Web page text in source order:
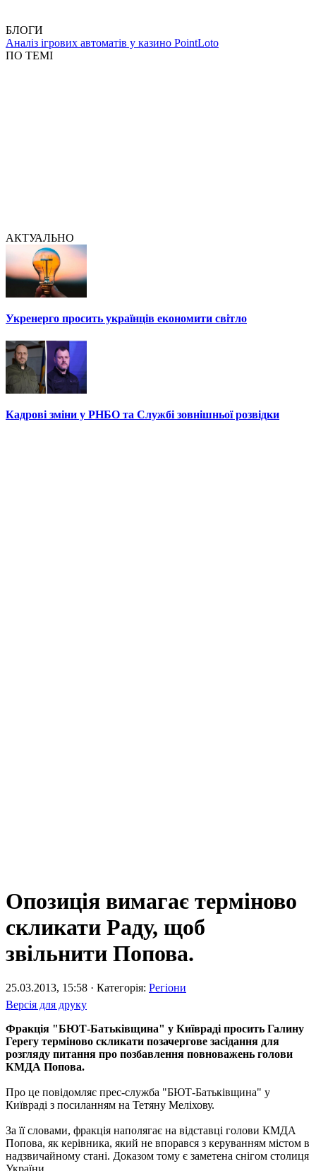
БЛОГИ
Аналіз ігрових автоматів у казино PointLoto
ПО ТЕМІ
АКТУАЛЬНО
Укренерго просить українців економити світло
Кадрові зміни у РНБО та Службі зовнішньої розвідки
Опозиція вимагає терміново
скликати Раду, щоб
звільнити Попова.
25.03.2013, 15:58 · Категорія: Регіони
Версія для друку
Фракція "БЮТ-Батьківщина" у Київраді просить Галину
Герегу терміново скликати позачергове засідання для
розгляду питання про позбавлення повноважень голови
КМДА Попова.
Про це повідомляє прес-служба "БЮТ-Батьківщина" у
Київраді з посиланням на Тетяну Меліхову.
За її словами, фракція наполягає на відставці голови КМДА
Попова, як керівника, який не впорався з керуванням містом в
надзвичайному стані. Доказом тому є заметена снігом столиця
України.